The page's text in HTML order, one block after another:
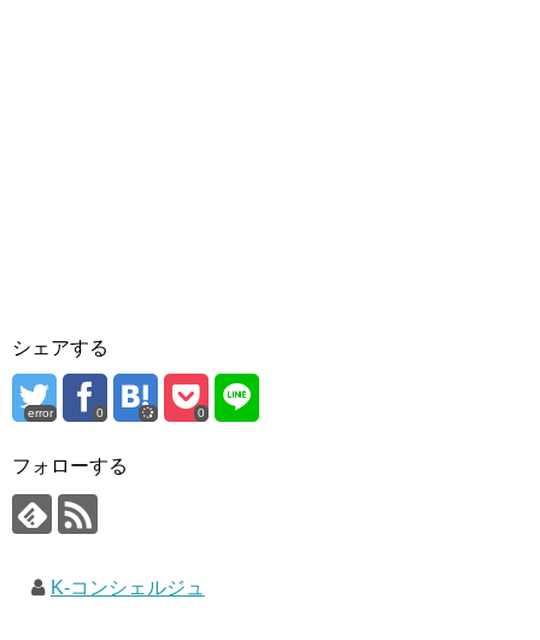
シェアする
error 0 0
フォローする
K-コンシェルジュ